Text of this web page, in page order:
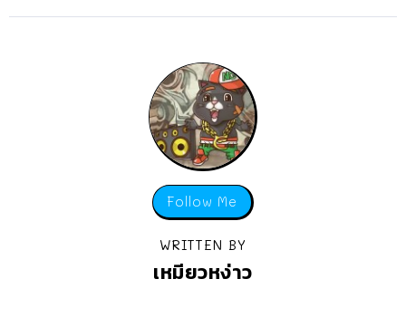
Follow Me
WRITTEN BY
เหมียวหง่าว